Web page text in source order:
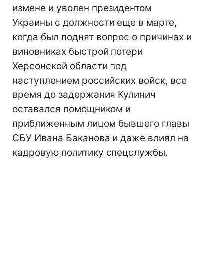
измене и уволен президентом
Украины с должности еще в марте,
когда был поднят вопрос о причинах и
виновниках быстрой потери
Херсонской области под
наступлением российских войск, все
время до задержания Кулинич
оставался помощником и
приближенным лицом бывшего главы
СБУ Ивана Баканова и даже влиял на
кадровую политику спецслужбы.